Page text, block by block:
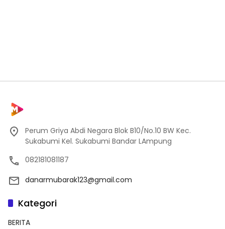
Perum Griya Abdi Negara Blok B10/No.10 BW Kec.
Sukabumi Kel. Sukabumi Bandar LAmpung
082181081187
danarmubarak123@gmail.com
Kategori
BERITA